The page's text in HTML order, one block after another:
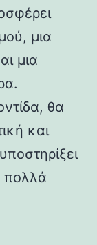
μια
μια
θα
και
πολλά